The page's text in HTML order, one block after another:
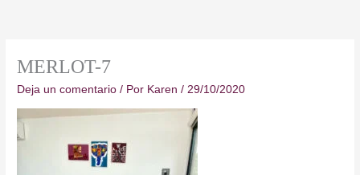
MERLOT-7
Deja un comentario / Por Karen/ 29/10/2020